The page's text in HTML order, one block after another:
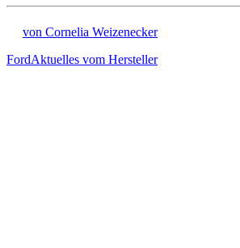
von Cornelia Weizenecker
FordAktuelles vom Hersteller